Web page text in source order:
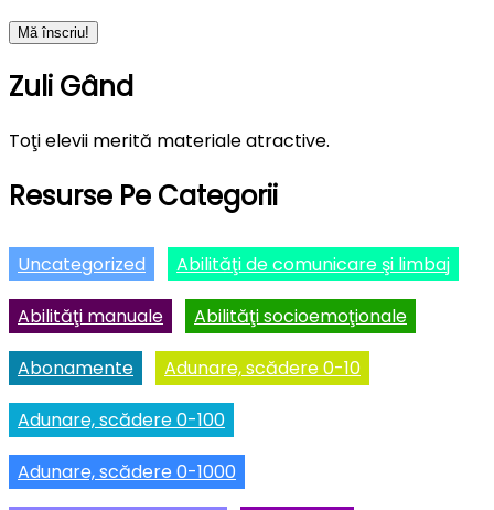
Zuli Gând
Toţi elevii merită materiale atractive.
Resurse Pe Categorii
Uncategorized Abilităţi de comunicare şi limbaj
Abilităţi manuale Abilităţi socioemoţionale
Abonamente Adunare, scădere 0-10
Adunare, scădere 0-100
Adunare, scădere 0-1000